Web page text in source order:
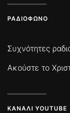
ΡΑΔΙΌΦΩΝΟ
Συχνότητες
Ακούστε το
ΚΑΝΆΛΙ YOUTUBE